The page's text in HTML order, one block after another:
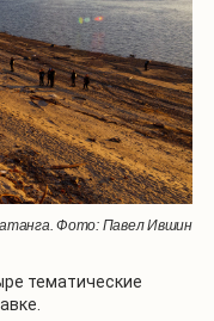
Фото: Павел Ившин
тематические